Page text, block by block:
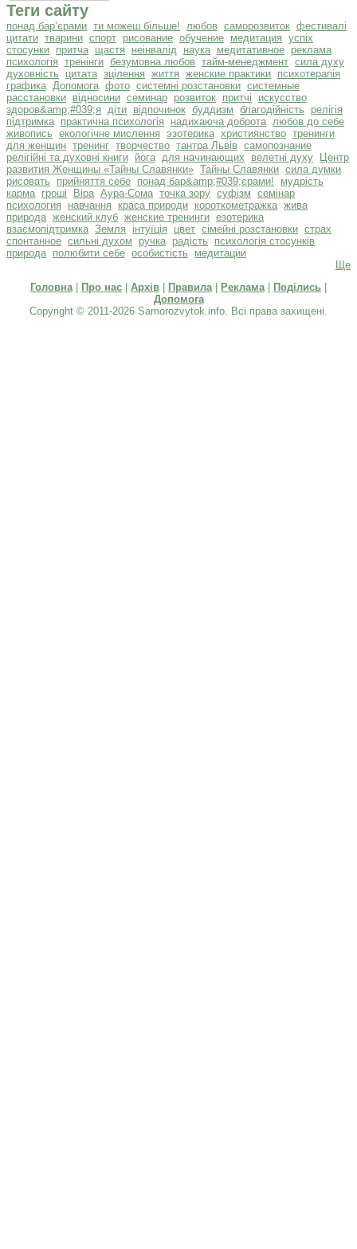
Теги сайту
понад бар’єрами ти можеш більше! любов саморозвиток фестивалі
цитати тварини спорт рисование обучение медитация успіх
стосунки притча щастя неінвалід наука медитативное реклама
психологія тренінги безумовна любов тайм-менеджмент сила духу
духовність
цитата зцілення життя женские практики психотерапія
графика Допомога фото системні розстановки системные
расстановки відносини семинар розвиток притчі
искусство
здоров&amp;#039;я
діти відпочинок буддизм благодійність
релігія
підтримка практична психологія надихаюча доброта любов до себе
живопись екологічне мислення эзотерика християнство тренинги
для женщин тренинг творчество тантра Львів самопознание
релігійні та духовні книги йога для начинающих велетні духу Центр
развития Женщины «Тайны Славянки» Тайны Славянки сила думки
рисовать
прийняття себе понад бар&amp;#039;єрами!
мудрість
карма гроші Віра Аура-Сома точка зору суфізм семінар
психология
навчання краса природи короткометражка жива
природа женский клуб женские тренинги езотерика
взаємопідтримка Земля інтуїція цвет сімейні розстановки страх
спонтанное сильні духом ручка радість
психологія стосунків
природа полюбити себе особистість
медитации
Ще
Головна
Про нас Архів Правила Реклама Поділись
Допомога
Copyright © 2011-2026 Samorozvytok.info. Всі права захищені.